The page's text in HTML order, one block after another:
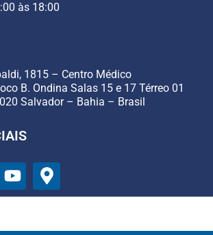
às 18:00
1815 – Centro Médico
B. Ondina Salas 15 e 17 Térreo 01
Salvador – Bahia – Brasil